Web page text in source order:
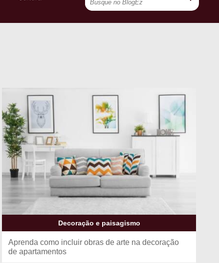
Decoração e paisagismo
Aprenda como incluir obras de arte na decoração
de apartamentos